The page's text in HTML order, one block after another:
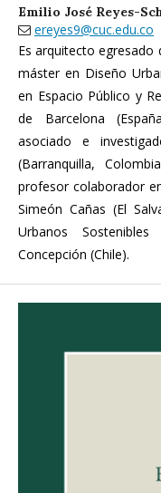
Emilio José Reyes-
ereyes9@cuc.edu.co
Es arquitecto egresado
máster en Diseño
en Espacio Público y
de Barcelona
asociado e
(Barranquilla,
profesor colaborador
Simeón Cañas (El
Urbanos
Concepción (Chile).